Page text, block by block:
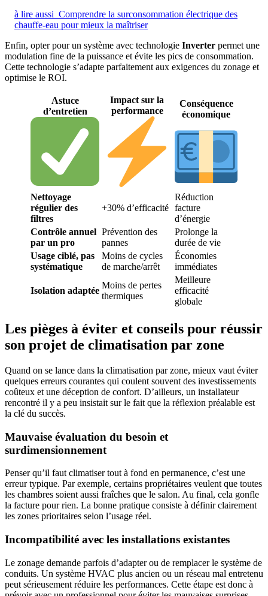
à lire aussi Comprendre la surconsommation électrique des
chauffe-eau pour mieux la maîtriser
Enfin, opter pour un système avec technologie Inverter permet une
modulation fine de la puissance et évite les pics de consommation.
Cette technologie s’adapte parfaitement aux exigences du zonage et
optimise le ROI.
Astuce
d’entretien
Impact sur la
performance
Conséquence
économique
Nettoyage
régulier des
filtres
+30% d’efficacité
Réduction
facture
d’énergie
Contrôle annuel
par un pro
Prévention des
pannes
Prolonge la
durée de vie
Usage ciblé, pas
systématique
Moins de cycles
de marche/arrêt
Économies
immédiates
Isolation adaptée
Moins de pertes
thermiques
Meilleure
efficacité
globale
Les pièges à éviter et conseils pour réussir
son projet de climatisation par zone
Quand on se lance dans la climatisation par zone, mieux vaut éviter
quelques erreurs courantes qui coulent souvent des investissements
coûteux et une déception de confort. D’ailleurs, un installateur
rencontré il y a peu insistait sur le fait que la réflexion préalable est
la clé du succès.
Mauvaise évaluation du besoin et
surdimensionnement
Penser qu’il faut climatiser tout à fond en permanence, c’est une
erreur typique. Par exemple, certains propriétaires veulent que toutes
les chambres soient aussi fraîches que le salon. Au final, cela gonfle
la facture pour rien. La bonne pratique consiste à définir clairement
les zones prioritaires selon l’usage réel.
Incompatibilité avec les installations existantes
Le zonage demande parfois d’adapter ou de remplacer le système de
conduits. Un système HVAC plus ancien ou un réseau mal entretenu
peut sérieusement réduire les performances. Cette étape est donc à